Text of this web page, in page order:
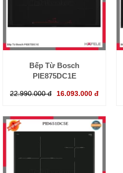
Bếp Từ Bosch
PIE875DC1E
22.990.000 đ 16.093.000 đ